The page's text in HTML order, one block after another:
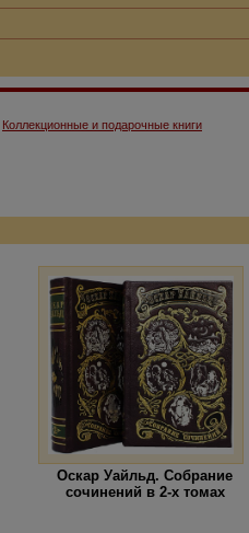
Коллекционные и подарочные книги
Оскар Уайльд. Собрание
сочинений в 2-х томах